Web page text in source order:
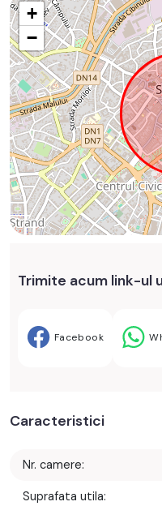
+
−
Trimite acum link-ul
Facebook
Caracteristici
Nr. camere:
Suprafata utila: